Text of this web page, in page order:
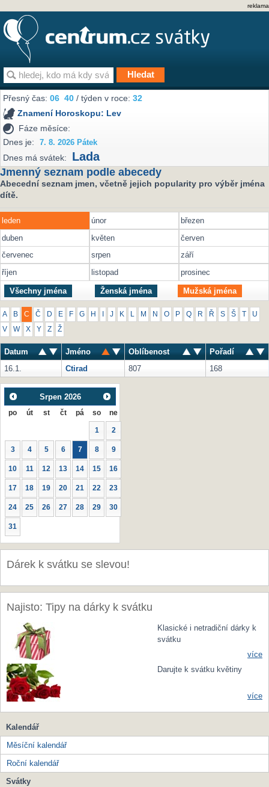
reklama
Přesný čas:06 40 / týden v roce:32
Znamení Horoskopu: Lev
Fáze měsíce:
Dnes je:
7. 8. 2026 Pátek
Dnes má svátek: Lada
Jmenný seznam podle abecedy
Abecední seznam jmen, včetně jejich popularity pro výběr jména
dítě.
leden únor
březen
duben
květen
červen
červenec
srpen
září
říjen
listopad prosinec
Všechny jména Ženská jména Mužská jména
A B C Č D E F G H J K M N O P Q R Ř S Š U
V W X Y Z Ž
Datum Jméno Oblíbenost
Pořadí
16.1.
Ctirad 807 168
Srpen 2026
po út st čt pá so ne
1 2
3 4 5 6 7 8 9
10 11 12 13 14 15 16
17 18 19 20 21 22 23
24 25 26 27 28 29 30
31
Dárek k svátku se slevou!
Najisto: Tipy na dárky k svátku
Klasické i netradiční dárky k
svátku
více
Darujte k svátku květiny
více
Kalendář
Měsíční kalendář
Roční kalendář
Svátky